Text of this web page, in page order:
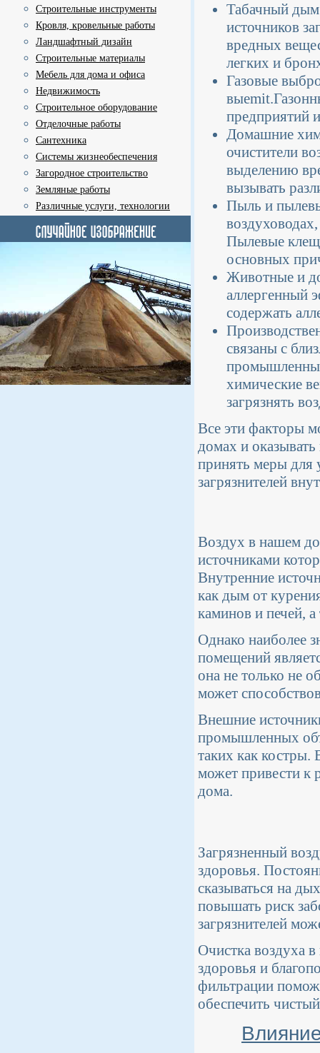
Строительные инструменты
Кровля, кровельные работы
Ландшафтный дизайн
Строительные материалы
Мебель для дома и офиса
Недвижимость
Строительное оборудование
Отделочные работы
Сантехника
Системы жизнеобеспечения
Загородное строительство
Земляные работы
Различные услуги, технологии
Табачный
источников
вредных
легких и
Газовые
предприятий
Домашние
очистители
выделению
вызывать
Пыль и
Пылевые
основных
Животные и
аллергенный
содержать
связаны с
химические
загрязнять
Все эти факторы
домах и
принять меры для
загрязнителей
Воздух в нашем
источниками
Внутренние
как дым от
каминов и печей,
Однако наиболее
помещений
она не только не
может
Внешние
промышленных
таких как костры.
может привести к
дома.
Загрязненный
здоровья.
сказываться на
повышать риск
загрязнителей
Очистка воздуха
здоровья и
фильтрации
обеспечить